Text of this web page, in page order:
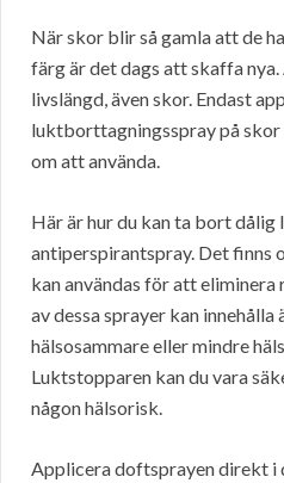
När skor blir så gamla att de
färg är det dags att skaffa
livslängd, även skor. Endast
luktborttagningsspray på
om att använda.
Här är hur du kan ta bort dålig
antiperspirantspray. Det finns
kan användas för att
av dessa sprayer kan innehålla
hälsosammare eller mindre
Luktstopparen kan du vara
någon hälsorisk.
Applicera doftsprayen direkt i